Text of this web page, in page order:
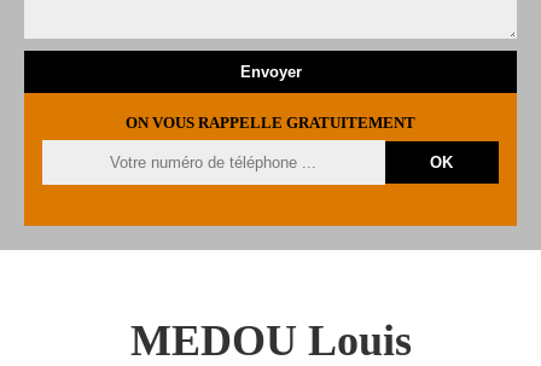
ON VOUS RAPPELLE GRATUITEMENT
MEDOU Louis